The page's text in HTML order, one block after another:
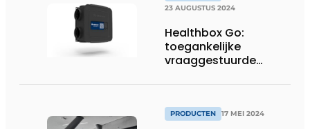
23 AUGUSTUS 2024
Healthbox Go:
toegankelijke
vraaggestuurde
PRODUCTEN 17 MEI 2024